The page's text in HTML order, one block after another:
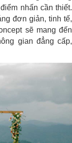
nhấn cần thiết.
đơn giản, tinh tế,
sẽ mang đến
gian đẳng cấp,